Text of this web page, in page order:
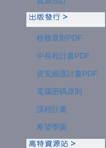
校務章則PDF
中長程計畫PDF
資安維護計畫PDF
電腦密碼原則
課程計畫
希望學園